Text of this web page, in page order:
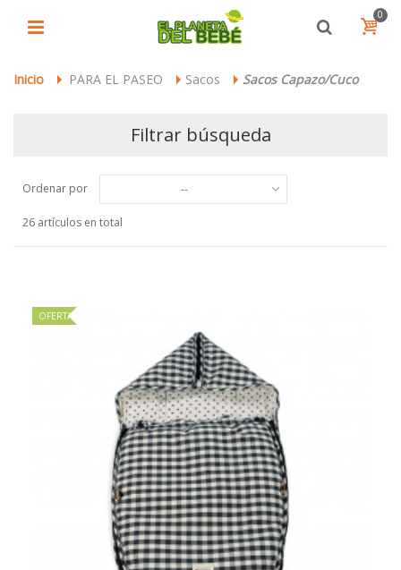
0
Inicio > PARA EL PASEO > Sacos > Sacos Capazo/Cuco
Filtrar búsqueda
Ordenar por --
26 artículos en total
OFERTA